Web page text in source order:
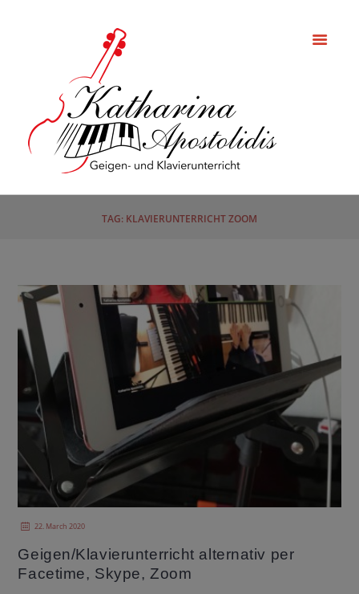
TAG: KLAVIERUNTERRICHT ZOOM
22. March 2020
Geigen/Klavierunterricht alternativ per
Facetime, Skype, Zoom